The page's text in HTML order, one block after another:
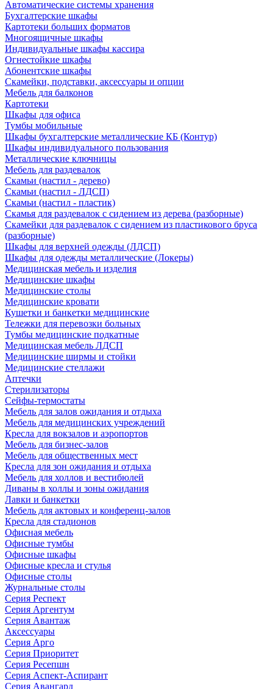
Автоматические системы хранения
Бухгалтерские шкафы
Картотеки больших форматов
Многоящичные шкафы
Индивидуальные шкафы кассира
Огнестойкие шкафы
Абонентские шкафы
Скамейки, подставки, аксессуары и опции
Мебель для балконов
Картотеки
Шкафы для офиса
Тумбы мобильные
Шкафы бухгалтерские металлические КБ (Контур)
Шкафы индивидуального пользования
Металлические ключницы
Мебель для раздевалок
Скамьи (настил - дерево)
Скамьи (настил - ЛДСП)
Скамьи (настил - пластик)
Скамья для раздевалок с сидением из дерева (разборные)
Скамейки для раздевалок с сидением из пластикового бруса
(разборные)
Шкафы для верхней одежды (ЛДСП)
Шкафы для одежды металлические (Локеры)
Медицинская мебель и изделия
Медицинские шкафы
Медицинские столы
Медицинские кровати
Кушетки и банкетки медицинские
Тележки для перевозки больных
Тумбы медицинские подкатные
Медицинская мебель ЛДСП
Медицинские ширмы и стойки
Медицинские стеллажи
Аптечки
Стерилизаторы
Сейфы-термостаты
Мебель для залов ожидания и отдыха
Мебель для медицинских учреждений
Кресла для вокзалов и аэропортов
Мебель для бизнес-залов
Мебель для общественных мест
Кресла для зон ожидания и отдыха
Мебель для холлов и вестибюлей
Диваны в холлы и зоны ожидания
Лавки и банкетки
Мебель для актовых и конференц-залов
Кресла для стадионов
Офисная мебель
Офисные тумбы
Офисные шкафы
Офисные кресла и стулья
Офисные столы
Журнальные столы
Серия Респект
Серия Аргентум
Серия Авантаж
Аксессуары
Серия Арго
Серия Приоритет
Серия Ресепшн
Серия Аспект-Аспирант
Серия Авангард